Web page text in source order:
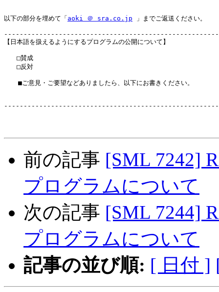
以下の部分を埋めて「 aoki ＠ sra.co.jp 」までご返送ください。
【日本語を扱えるようにするプログラムの公開について】
□賛成
□反対
  　■ご意見・ご要望などありましたら、以下にお書きください。
前の記事 [SML 7242]
プログラムについて
次の記事 [SML 7244]
プログラムについて
記事の並び順: [ 日付 ]